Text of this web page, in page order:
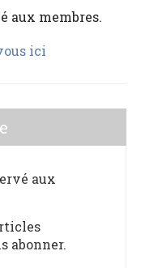
aux membres.
ici
aux
abonner.